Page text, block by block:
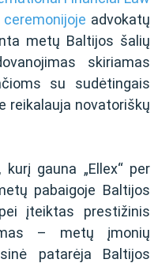
ceremonijoje advokatų
metų Baltijos šalių
skiriamas
su sudėtingais
reikalauja novatoriškų
gauna „Ellex“ per
pabaigoje Baltijos
įteiktas prestižinis
– metų įmonių
patarėja Baltijos